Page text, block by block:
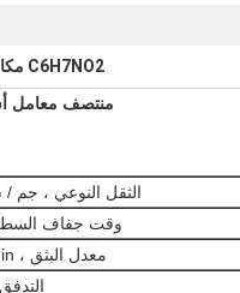
C6H7NO2 مكافحة العفن الفطري مانع التسرب
منتصف معامل
الثقل النوعي ، جم /
وقت جفاف
معدل البثق ، g / min